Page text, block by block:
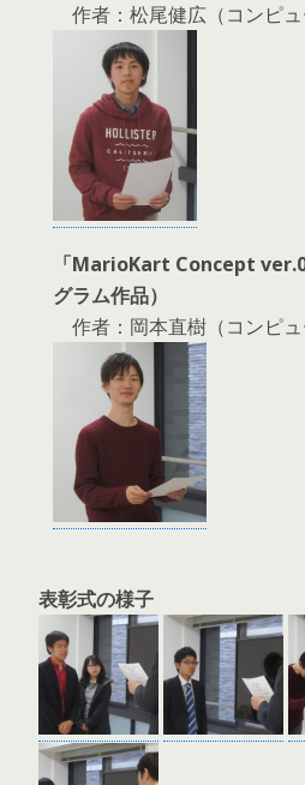
作者：松尾健広（コンピュ
「MarioKart Concept
グラム作品）
作者：岡本直樹（コンピュ
表彰式の様子